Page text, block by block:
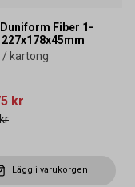
Fiber 1-
/ kartong
kr
Lägg i varukorgen